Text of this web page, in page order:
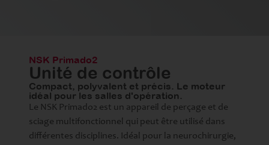
NSK Primado2
Unité de contrôle
Compact, polyvalent et précis. Le moteur
idéal pour les salles d'opération.
Le NSK Primado2 est un appareil de perçage et de
sciage multifonctionnel qui peut être utilisé dans
différentes disciplines. Idéal pour la neurochirurgie,